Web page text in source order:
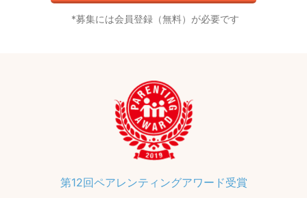
募集には会員登録（無料）が必要です
第12回ペアレンティングアワード受賞